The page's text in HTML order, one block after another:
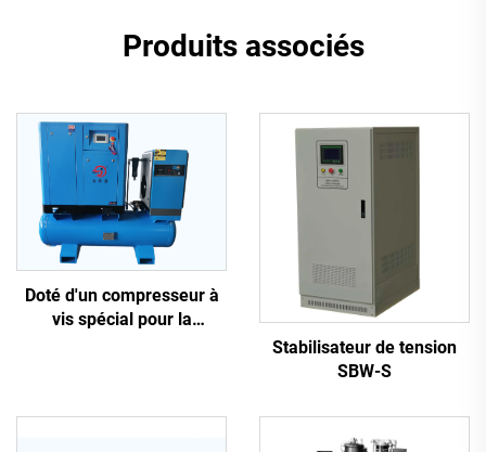
Produits associés
Doté d'un compresseur à
vis spécial pour la
Stabilisateur de tension
SBW-S